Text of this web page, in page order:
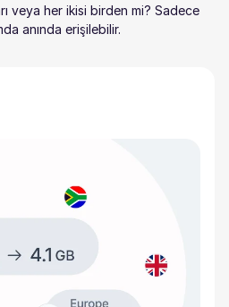
veya her ikisi birden mi? Sadece
anında erişilebilir.